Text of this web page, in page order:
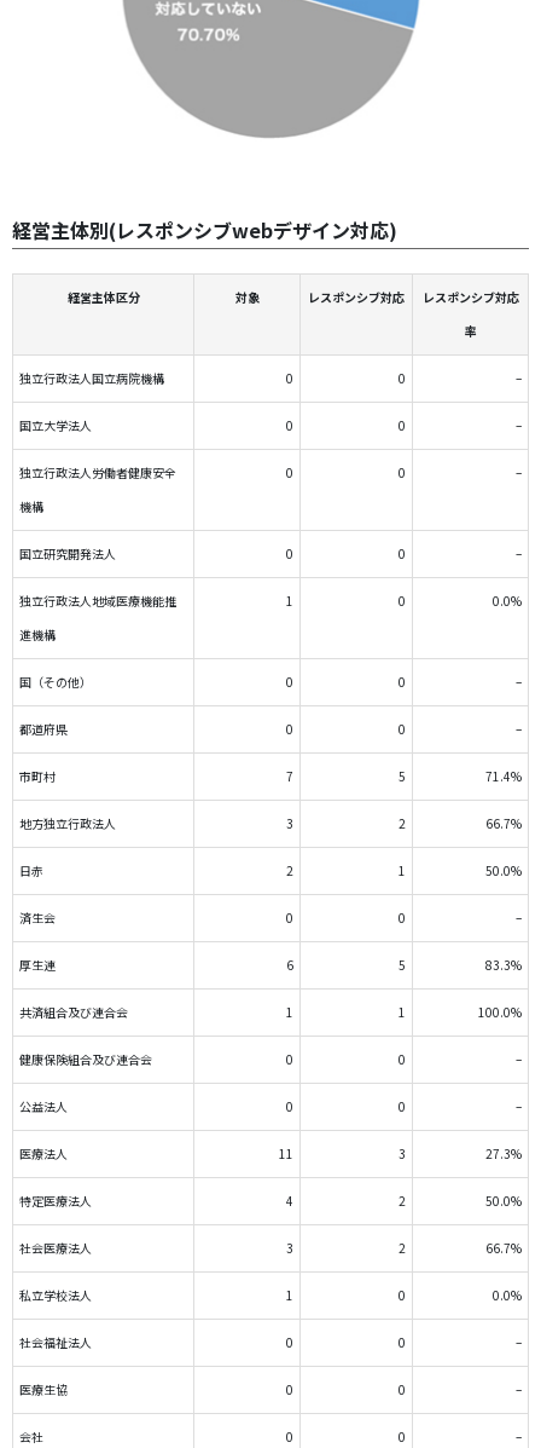
経営主体別(レスポンシブwebデザイン対応)
経営主体区分 対象 レスポンシブ対応
レスポンシブ対応
率
独立行政法人国立病院機構 0 0 –
国立大学法人 0 0 –
独立行政法人労働者健康安全
機構
0 0 –
国立研究開発法人 0 0 –
独立行政法人地域医療機能推
進機構
1 0 0.0%
国（その他） 0 0 –
都道府県 0 0 –
市町村 7 5 71.4%
地方独立行政法人 3 2 66.7%
日赤 2 1 50.0%
済生会 0 0 –
厚生連 6 5 83.3%
共済組合及び連合会 1 1 100.0%
健康保険組合及び連合会 0 0 –
公益法人 0 0 –
医療法人 11 3 27.3%
特定医療法人 4 2 50.0%
社会医療法人 3 2 66.7%
私立学校法人 1 0 0.0%
社会福祉法人 0 0 –
医療生協 0 0 –
会社 0 0 –